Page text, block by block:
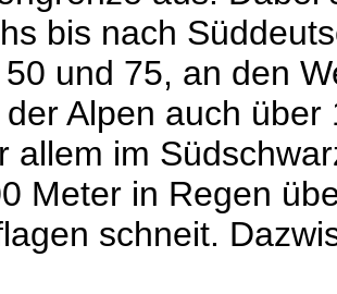
bis nach
und 75, an den
Alpen auch
allem im
Meter in Regen
schneit.